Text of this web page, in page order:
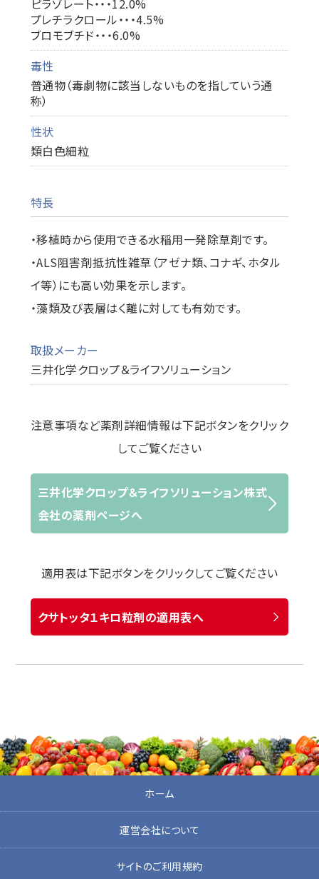
ピラゾレート・・・12.0%
プレチラクロール・・・4.5%
ブロモブチド・・・6.0%
毒性
普通物（毒劇物に該当しないものを指していう通
称）
性状
類白色細粒
特長
・移植時から使用できる水稲用一発除草剤です。
・ALS阻害剤抵抗性雑草（アゼナ類、コナギ、ホタル
イ等）にも高い効果を示します。
・藻類及び表層はく離に対しても有効です。
取扱メーカー
三井化学クロップ＆ライフソリューション
注意事項など薬剤詳細情報は下記ボタンをクリック
してご覧ください
三井化学クロップ＆ライフソリューション株式
会社の薬剤ページへ
適用表は下記ボタンをクリックしてご覧ください
クサトッタ１キロ粒剤の適用表へ
ホーム
運営会社について
サイトのご利用規約